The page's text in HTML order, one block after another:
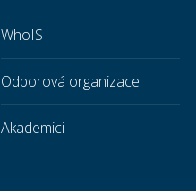
WhoIS
Odborová organizace
Akademici